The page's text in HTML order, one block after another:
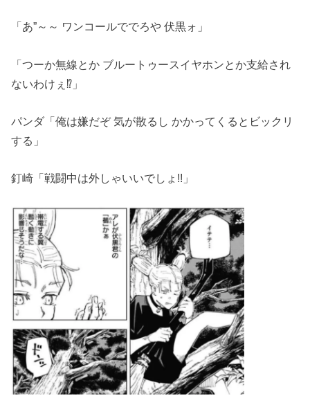
「あ”～～ ワンコールででろや 伏黒ォ」
「つーか無線とか ブルートゥースイヤホンとか支給され
ないわけぇ⁉」
パンダ「俺は嫌だぞ 気が散るし かかってくるとビックリ
する」
釘崎「戦闘中は外しゃいいでしょ!!」